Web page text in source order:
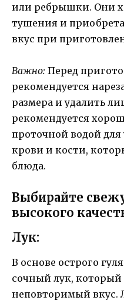
или ребрышки. Они
тушения и
вкус при
Важно: Перед
рекомендуется
размера и удалить
рекомендуется
проточной водой
крови и кости,
блюда.
Выбирайте
высокого
Лук:
В основе острого
сочный лук,
неповторимый вкус.